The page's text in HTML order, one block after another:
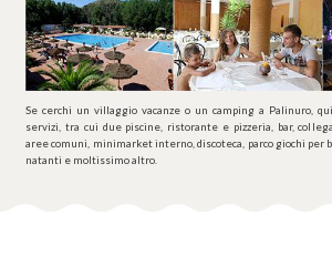
Se cerchi un villaggio vacanze o un camping a Palinuro,
servizi, tra cui due piscine, ristorante e pizzeria, bar,
aree comuni, minimarket interno, discoteca, parco giochi per
natanti e moltissimo altro.